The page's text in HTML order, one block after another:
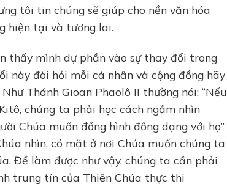
tôi tin chúng sẽ giúp cho nền văn hóa
hiện tại và tương lai.
thấy mình dự phần vào sự thay đổi trong
này đòi hỏi mỗi cá nhân và cộng đồng hãy
Thánh Gioan Phaolô II thường nói: “Nếu
chúng ta phải học cách ngắm nhìn
Chúa muốn đồng hình đồng dạng với họ”
nhìn, có mặt ở nơi Chúa muốn chúng ta
Để làm được như vậy, chúng ta cần phải
trung tín của Thiên Chúa thực thi